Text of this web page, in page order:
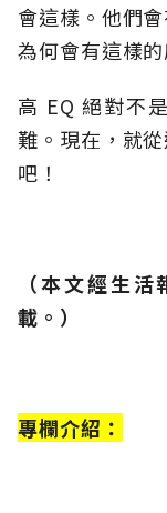
會這樣。他們
為何會有這樣
高 EQ 絕對不
難。現在，就
吧！
（本文經生
載。）
專欄介紹：